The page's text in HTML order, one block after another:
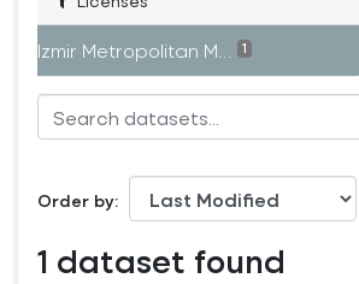
Izmir Metropolitan M... 1
Order by
1 dataset found